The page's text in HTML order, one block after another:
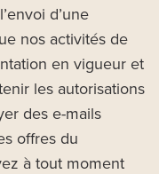
d’une
nos activités de
en vigueur et
les autorisations
des e-mails
offres du
à tout moment